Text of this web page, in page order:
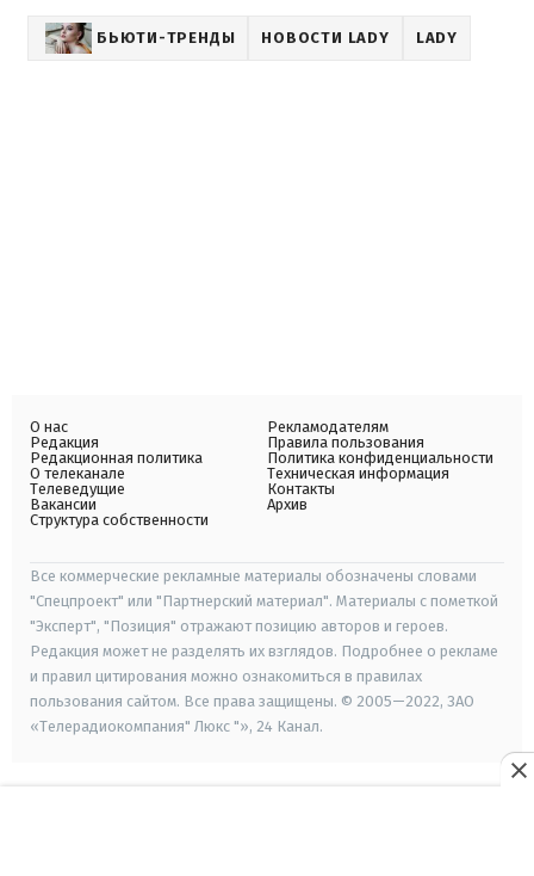
БЬЮТИ-ТРЕНДЫ НОВОСТИ LADY LADY
О нас
Редакция
Редакционная политика
О телеканале
Телеведущие
Вакансии
Структура собственности
Рекламодателям
Правила пользования
Политика конфиденциальности
Техническая информация
Контакты
Архив
Все коммерческие рекламные материалы обозначены словами
"Спецпроект" или "Партнерский материал". Материалы с пометкой
"Эксперт", "Позиция" отражают позицию авторов и героев.
Редакция может не разделять их взглядов. Подробнее о рекламе
и правил цитирования можно ознакомиться в правилах
пользования сайтом. Все права защищены. © 2005—2022, ЗАО
«Телерадиокомпания" Люкс "», 24 Канал.